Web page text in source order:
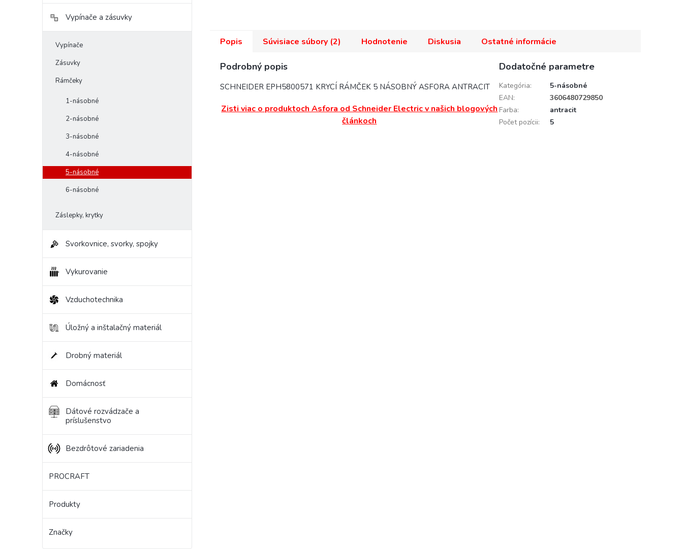
Vypínače a zásuvky
Vypínače
Zásuvky
Rámčeky
1-násobné
2-násobné
3-násobné
4-násobné
5-násobné
6-násobné
Záslepky, krytky
Svorkovnice, svorky, spojky
Vykurovanie
Vzduchotechnika
Úložný a inštalačný materiál
Drobný materiál
Domácnosť
Dátové rozvádzače a
príslušenstvo
Bezdrôtové zariadenia
PROCRAFT
Produkty
Značky
Popis Súvisiace súbory (2) Hodnotenie Diskusia Ostatné informácie
Podrobný popis
SCHNEIDER EPH5800571 KRYCÍ RÁMČEK 5 NÁSOBNÝ ASFORA ANTRACIT
Zisti viac o produktoch Asfora od Schneider Electric v našich blogových
článkoch
Dodatočné parametre
Kategória:
5-násobné
EAN:
3606480729850
Farba:
antracit
Počet pozícii: 5